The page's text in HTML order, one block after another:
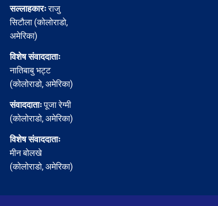
सल्लाहकारःराजु
सिटौला (कोलोराडो,
अमेरिका)
विशेष संवाददाताः
नातिबाबु भट्ट
(कोलोराडो, अमेरिका)
संवाददाताःपूजा रेग्मी
(कोलोराडो, अमेरिका)
विशेष संवाददाताः
मीन बोलखे
(कोलोराडो, अमेरिका)